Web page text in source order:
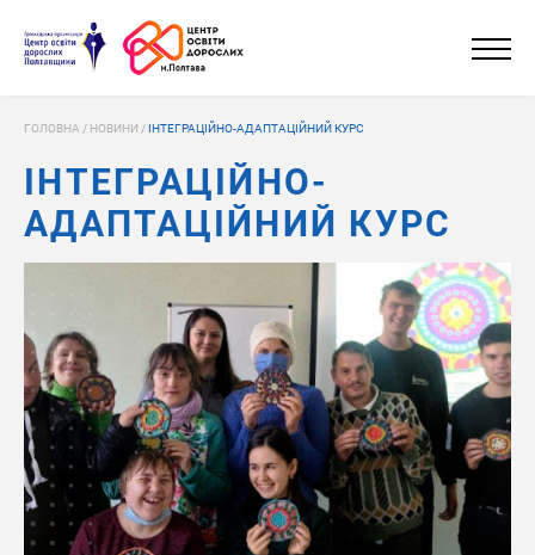
ГОЛОВНА / НОВИНИ /ІНТЕГРАЦІЙНО-АДАПТАЦІЙНИЙ КУРС
ІНТЕГРАЦІЙНО-
АДАПТАЦІЙНИЙ КУРС